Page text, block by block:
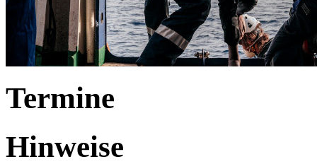
Termine
Hinweise